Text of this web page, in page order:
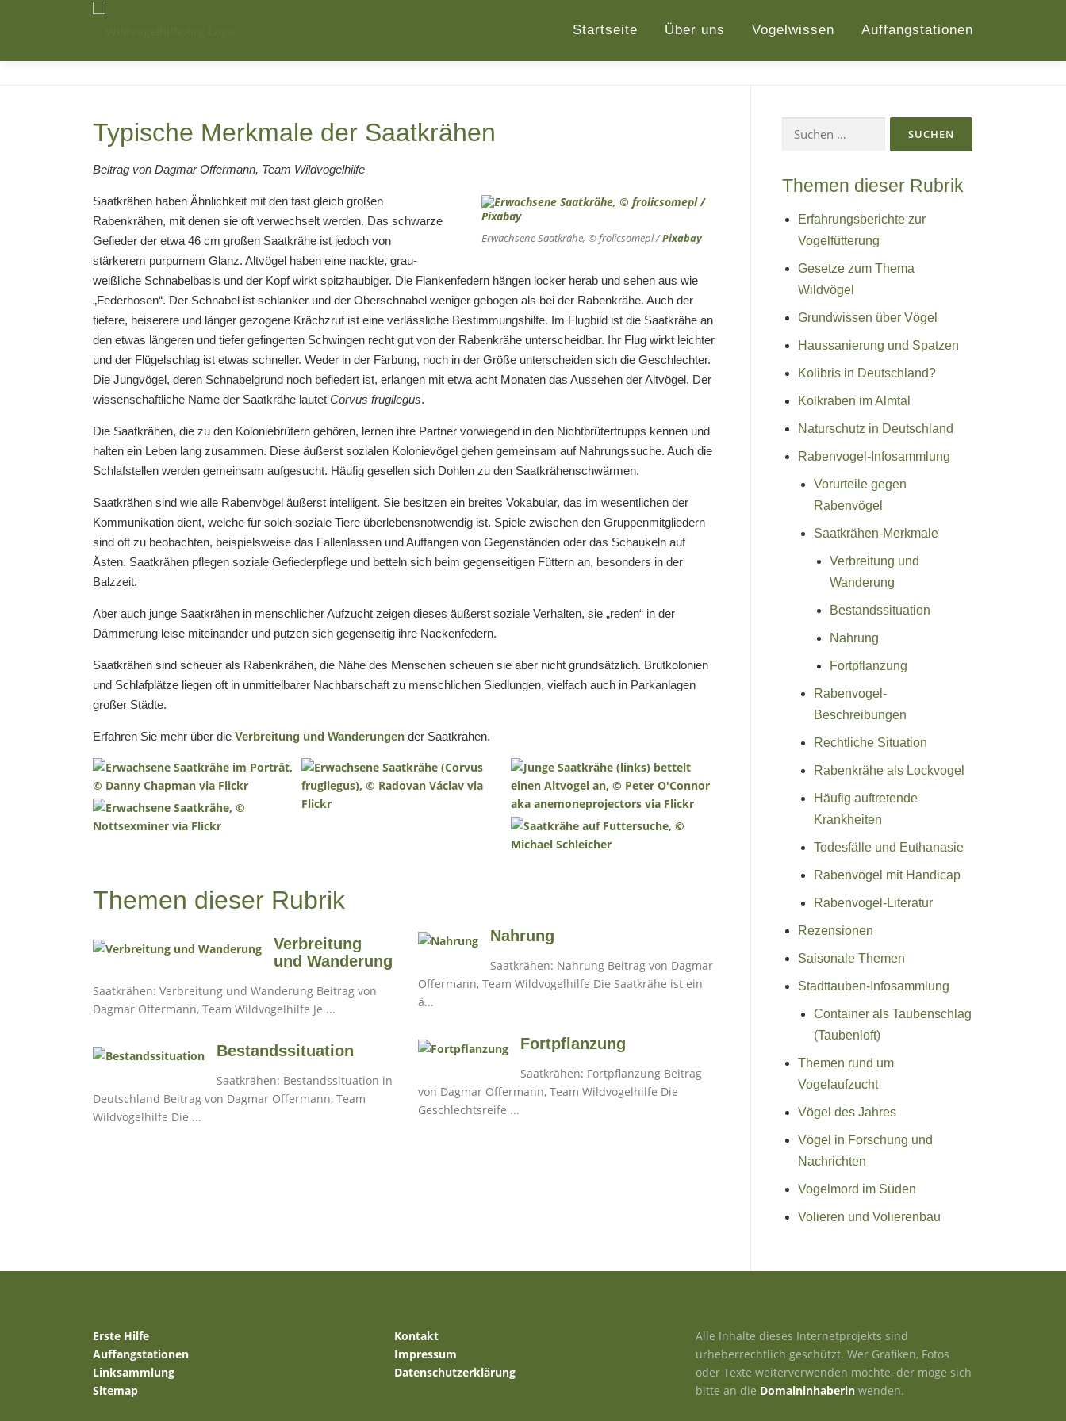
Startseite Über uns Vogelwissen Auffangstationen
Typische Merkmale der Saatkrähen
Beitrag von Dagmar Offermann, Team Wildvogelhilfe
Erwachsene Saatkrähe, © frolicsomepl /Pixabay
Saatkrähen haben Ähnlichkeit mit den fast gleich großen
Rabenkrähen, mit denen sie oft verwechselt werden. Das schwarze
Gefieder der etwa 46 cm großen Saatkrähe ist jedoch von
stärkerem purpurnem Glanz. Altvögel haben eine nackte, grau-
weißliche Schnabelbasis und der Kopf wirkt spitzhaubiger. Die Flankenfedern hängen locker herab und sehen aus wie
„Federhosen“. Der Schnabel ist schlanker und der Oberschnabel weniger gebogen als bei der Rabenkrähe. Auch der
tiefere, heiserere und länger gezogene Krächzruf ist eine verlässliche Bestimmungshilfe. Im Flugbild ist die Saatkrähe an
den etwas längeren und tiefer gefingerten Schwingen recht gut von der Rabenkrähe unterscheidbar. Ihr Flug wirkt leichter
und der Flügelschlag ist etwas schneller. Weder in der Färbung, noch in der Größe unterscheiden sich die Geschlechter.
Die Jungvögel, deren Schnabelgrund noch befiedert ist, erlangen mit etwa acht Monaten das Aussehen der Altvögel. Der
wissenschaftliche Name der Saatkrähe lautet Corvus frugilegus.
Die Saatkrähen, die zu den Koloniebrütern gehören, lernen ihre Partner vorwiegend in den Nichtbrütertrupps kennen und
halten ein Leben lang zusammen. Diese äußerst sozialen Kolonievögel gehen gemeinsam auf Nahrungssuche. Auch die
Schlafstellen werden gemeinsam aufgesucht. Häufig gesellen sich Dohlen zu den Saatkrähenschwärmen.
Saatkrähen sind wie alle Rabenvögel äußerst intelligent. Sie besitzen ein breites Vokabular, das im wesentlichen der
Kommunikation dient, welche für solch soziale Tiere überlebensnotwendig ist. Spiele zwischen den Gruppenmitgliedern
sind oft zu beobachten, beispielsweise das Fallenlassen und Auffangen von Gegenständen oder das Schaukeln auf
Ästen. Saatkrähen pflegen soziale Gefiederpflege und betteln sich beim gegenseitigen Füttern an, besonders in der
Balzzeit.
Aber auch junge Saatkrähen in menschlicher Aufzucht zeigen dieses äußerst soziale Verhalten, sie „reden“ in der
Dämmerung leise miteinander und putzen sich gegenseitig ihre Nackenfedern.
Saatkrähen sind scheuer als Rabenkrähen, die Nähe des Menschen scheuen sie aber nicht grundsätzlich. Brutkolonien
und Schlafplätze liegen oft in unmittelbarer Nachbarschaft zu menschlichen Siedlungen, vielfach auch in Parkanlagen
großer Städte.
Erfahren Sie mehr über die Verbreitung und Wanderungen der Saatkrähen.
Themen dieser Rubrik
Verbreitung
und Wanderung
Saatkrähen: Verbreitung und Wanderung Beitrag von
Dagmar Offermann, Team Wildvogelhilfe Je ...
Bestandssituation
Saatkrähen: Bestandssituation in
Deutschland Beitrag von Dagmar Offermann, Team
Wildvogelhilfe Die ...
Nahrung
Saatkrähen: Nahrung Beitrag von Dagmar
Offermann, Team Wildvogelhilfe Die Saatkrähe ist ein
ä...
Fortpflanzung
Saatkrähen: Fortpflanzung Beitrag
von Dagmar Offermann, Team Wildvogelhilfe Die
Geschlechtsreife ...
nach:
Themen dieser Rubrik
Erfahrungsberichte zur
Vogelfütterung
Gesetze zum Thema
Wildvögel
Grundwissen über Vögel
Haussanierung und Spatzen
Kolibris in Deutschland?
Kolkraben im Almtal
Naturschutz in Deutschland
Rabenvogel-Infosammlung
Vorurteile gegen
Rabenvögel
Saatkrähen-Merkmale
Verbreitung und
Wanderung
Bestandssituation
Nahrung
Fortpflanzung
Rabenvogel-
Beschreibungen
Rechtliche Situation
Rabenkrähe als Lockvogel
Häufig auftretende
Krankheiten
Todesfälle und Euthanasie
Rabenvögel mit Handicap
Rabenvogel-Literatur
Rezensionen
Saisonale Themen
Stadttauben-Infosammlung
Container als Taubenschlag
(Taubenloft)
Themen rund um
Vogelaufzucht
Vögel des Jahres
Vögel in Forschung und
Nachrichten
Vogelmord im Süden
Volieren und Volierenbau
Erste Hilfe
Auffangstationen
Linksammlung
Sitemap
Kontakt
Impressum
Datenschutzerklärung
Alle Inhalte dieses Internetprojekts sind
urheberrechtlich geschützt. Wer Grafiken, Fotos
oder Texte weiterverwenden möchte, der möge sich
bitte an die Domaininhaberin wenden.